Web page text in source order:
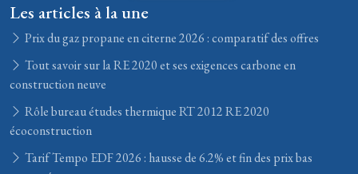
Les articles à la une
Prix du gaz propane en citerne 2026 : comparatif des offres
Tout savoir sur la RE 2020 et ses exigences carbone en
construction neuve
Rôle bureau études thermique RT 2012 RE 2020
écoconstruction
Tarif Tempo EDF 2026 : hausse de 6.2% et fin des prix bas